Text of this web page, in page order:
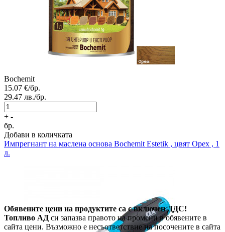
Bochemit
15.07 €/бр.
29.47 лв./бр.
+ -
бр.
Добави в количката
Импрегнант на маслена основа Bоchemit Estetik , цвят Орех , 1
л.
Обявените цени на продуктите са с включен ДДС!
Топливо АД си запазва правото на промени в обявените в
сайта цени. Възможно е несъответствие на посочените в сайта